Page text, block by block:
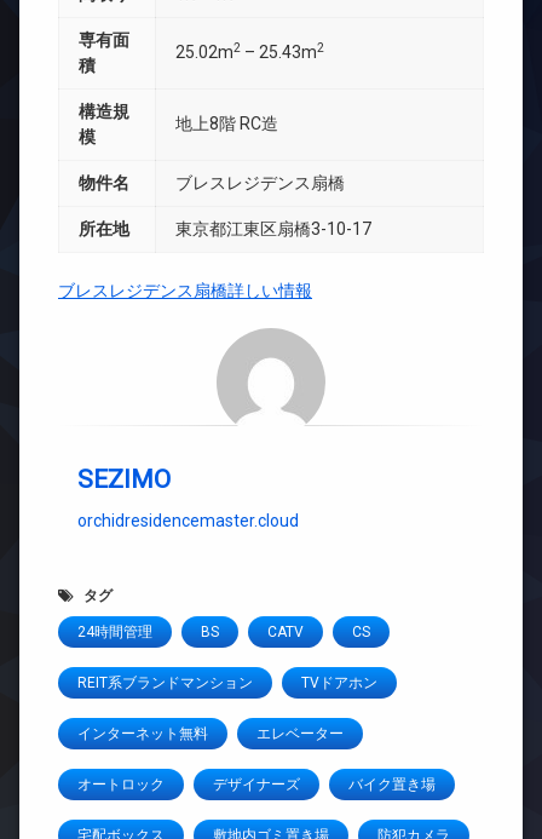
専有面
積
25.02m2 – 25.43m2
構造規
模
地上8階 RC造
物件名 ブレスレジデンス扇橋
所在地 東京都江東区扇橋3-10-17
ブレスレジデンス扇橋詳しい情報
SEZIMO
orchidresidencemaster.cloud
タグ
24時間管理 BS CATV CS
REIT系ブランドマンション TVドアホン
インターネット無料 エレベーター
オートロック デザイナーズ バイク置き場
宅配ボックス 敷地内ゴミ置き場 防犯カメラ